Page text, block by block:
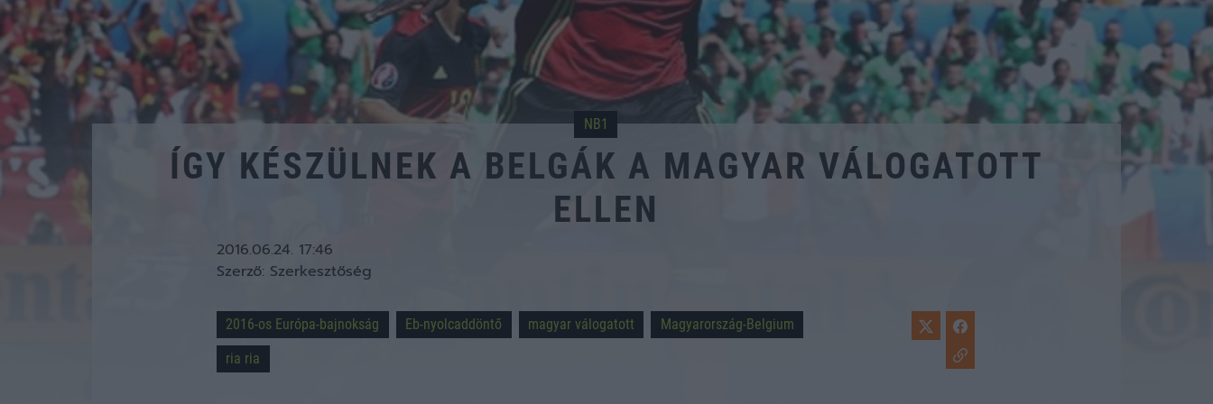
NB1
ÍGY KÉSZÜLNEK A BELGÁK A MAGYAR VÁLOGATOTT
ELLEN
2016.06.24. 17:46
Szerző: Szerkesztőség
2016-os Európa-bajnokság Eb-nyolcaddöntő magyar válogatott
Magyarország-Belgium
ria ria